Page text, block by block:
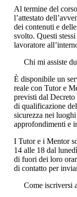
Al termine del
l’attestato
dei contenuti e
svolto. Questi
lavoratore
Chi mi assiste
È disponibile un
reale con Tutor e
previsti dal
di qualificazione
sicurezza nei
approfondimenti e
I Tutor e i Mentor
14 alle 18 dal
di fuori dei loro
di contatto per
Come iscriversi